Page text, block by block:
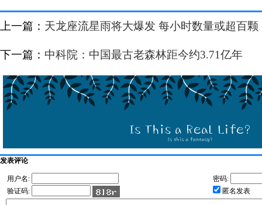
上一篇： 天龙座流星雨将大爆发 每小时数量或超百颗
下一篇： 中科院：中国最古老森林距今约3.71亿年
发表评论
用户名:
密码:
验证码:
匿名发表